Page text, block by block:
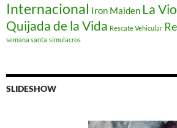
Internacional Iron Maiden La
Quijada de la Vida Rescate Vehicular
semana santa simulacros
SLIDESHOW